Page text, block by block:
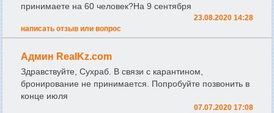
принимаете на 60 человек?На 9 сентября
23.08.2020 14:28
написать отзыв или вопрос
Админ RealKz.com
Здравствуйте, Сухраб. В связи с карантином,
бронирование не принимается. Попробуйте позвонить в
конце июля
07.07.2020 17:08